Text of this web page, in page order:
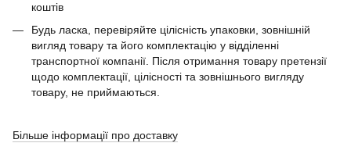
коштів
Будь ласка, перевіряйте цілісність упаковки, зовнішній
вигляд товару та його комплектацію у відділенні
транспортної компанії. Після отримання товару претензії
щодо комплектації, цілісності та зовнішнього вигляду
товару, не приймаються.
Більше інформації про доставку